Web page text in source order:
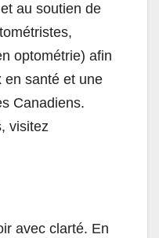
au soutien de
optométrie) afin
en santé et une
Canadiens.
visitez
avec clarté. En